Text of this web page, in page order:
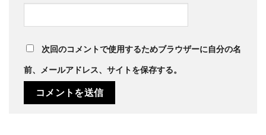
次回のコメントで使用するためブラウザーに自分の名
前、メールアドレス、サイトを保存する。